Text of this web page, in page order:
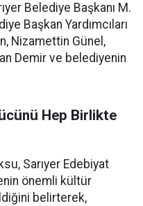
Belediye Başkanı M.
Başkan Yardımcıları
Nizamettin Günel,
Demir ve belediyenin
Hep Birlikte
Sarıyer Edebiyat
önemli kültür
belirterek,